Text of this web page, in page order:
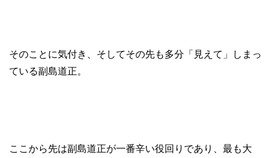
そのことに気付き、そしてその先も多分「見えて」しまっ
ている副島道正。
ここから先は副島道正が一番辛い役回りであり、最も大